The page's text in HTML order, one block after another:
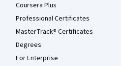
Coursera Plus
Professional Certificates
MasterTrack® Certificates
Degrees
For Enterprise